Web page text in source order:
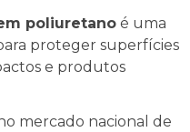
poliuretano é uma
proteger superfícies
e produtos
mercado nacional de